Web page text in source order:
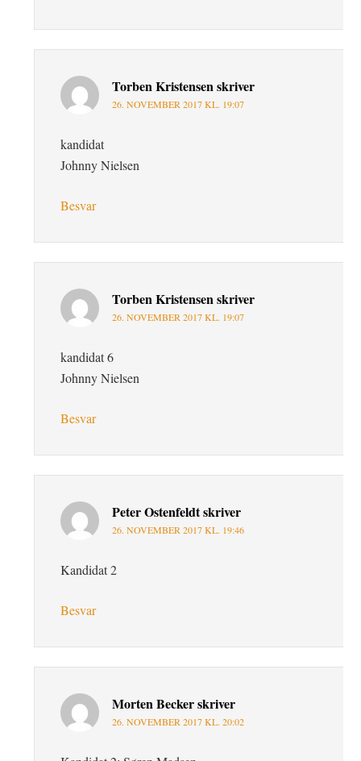
Torben Kristensenskriver
26. NOVEMBER 2017 KL. 19:07
kandidat
Johnny Nielsen
Besvar
Torben Kristensenskriver
26. NOVEMBER 2017 KL. 19:07
kandidat 6
Johnny Nielsen
Besvar
Peter Ostenfeldtskriver
26. NOVEMBER 2017 KL. 19:46
Kandidat 2
Besvar
Morten Beckerskriver
26. NOVEMBER 2017 KL. 20:02